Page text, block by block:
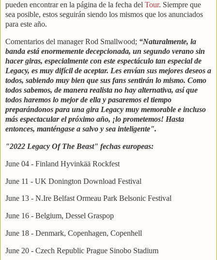
pueden encontrar en la página de la fecha del Tour. Siempre que
sea posible, estos seguirán siendo los mismos que los anunciados
para este año.
Comentarios del manager Rod Smallwood; “Naturalmente, la
banda está enormemente decepcionada, un segundo verano sin
hacer giras, especialmente con este espectáculo tan especial de
Legacy, es muy difícil de aceptar. Les envían sus mejores deseos a
todos, sabiendo muy bien que sus fans sentirán lo mismo. Como
todos sabemos, de manera realista no hay alternativa, así que
todos haremos lo mejor de ella y pasaremos el tiempo
preparándonos para una gira Legacy muy memorable e incluso
más espectacular el próximo año, ¡lo prometemos! Hasta
entonces, manténgase a salvo y sea inteligente".
"2022 Legacy Of The Beast" fechas europeas:
June 04 - Finland Hyvinkää Rockfest
June 11 - UK Donington Download Festival
June 13 - N.Ire Belfast Ormeau Park Belsonic Festival
June 16 - Belgium, Dessel Graspop
June 18 - Denmark, Copenhagen, Copenhell
June 20 - Czech Republic Prague Sinobo Stadium